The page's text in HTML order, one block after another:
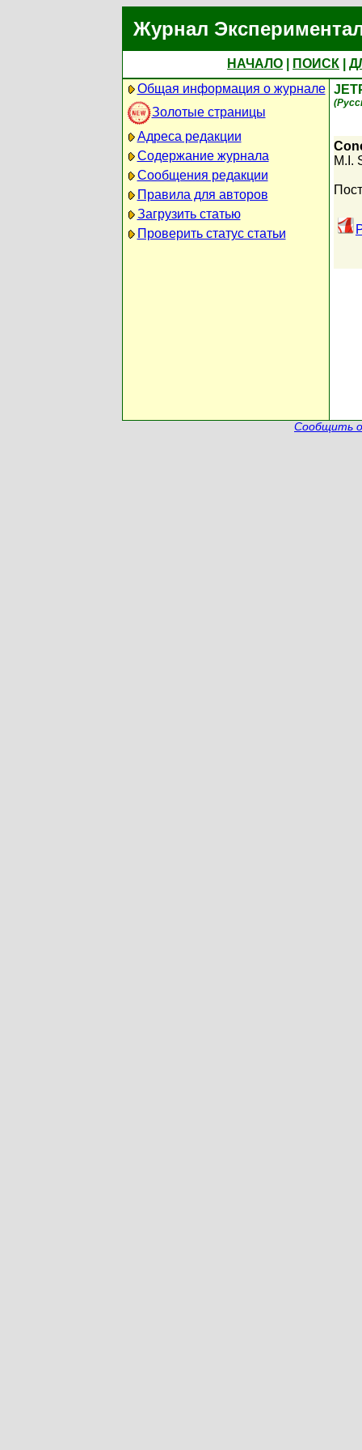
Журнал
НАЧАЛО ПОИСК
Общая информация о журнале
Золотые страницы
Адреса редакции
Содержание журнала
Сообщения редакции
Правила для авторов
Загрузить статью
Проверить статус статьи
M.I.
Сообщить о